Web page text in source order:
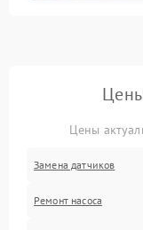
Цены
Замена датчиков
Ремонт насоса